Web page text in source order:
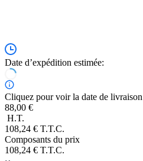
Date d’expédition estimée:
Cliquez pour voir la date de
88,00 €
H.T.
108,24 € T.T.C.
Composants du prix
108,24 € T.T.C.